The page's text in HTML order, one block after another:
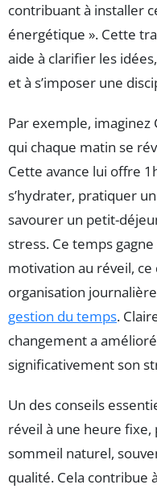
contribuant à installer
énergétique ». Cette
aide à clarifier les
et à s’imposer une
Par exemple, imaginez
qui chaque matin se
Cette avance lui offre
s’hydrater, pratiquer
savourer un petit-
stress. Ce temps
motivation au réveil,
organisation
gestion du temps.
changement a
significativement son
Un des conseils
réveil à une heure fixe,
sommeil naturel,
qualité. Cela contribue